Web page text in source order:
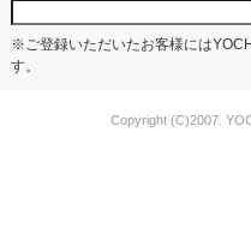
※ご登録いただいたお客様には
す。
Copyright (C)2007.